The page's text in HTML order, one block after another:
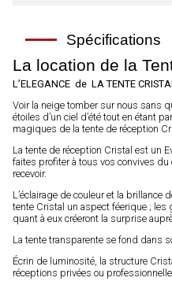
Spécifications
La location de la
L’ELEGANCE de LA TENTE
Voir la neige tomber sur nous sans
étoiles d’un ciel d’été tout en étant
magiques de la tente de réception
La tente de réception Cristal est un
faites profiter à tous vos convives
recevoir.
L’éclairage de couleur et la brillance
tente Cristal un aspect féerique ; les
quant à eux créeront la surprise
La tente transparente se fond dans
Écrin de luminosité, la structure
réceptions privées ou